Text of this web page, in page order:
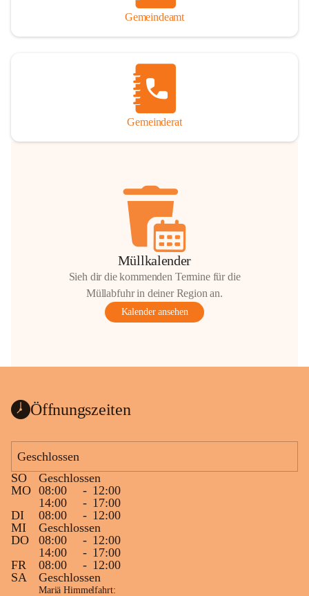
Gemeindeamt
Gemeinderat
Müllkalender
Sieh dir die kommenden Termine für die
Müllabfuhr in deiner Region an.
Kalender ansehen
Öffnungszeiten
Geschlossen
SO
Geschlossen
MO 08:00 - 12:00
14:00
- 17:00
DI
08:00 - 12:00
MI
Geschlossen
DO
08:00 - 12:00
14:00
- 17:00
FR
08:00 - 12:00
SA
Geschlossen
Mariä Himmelfahrt: